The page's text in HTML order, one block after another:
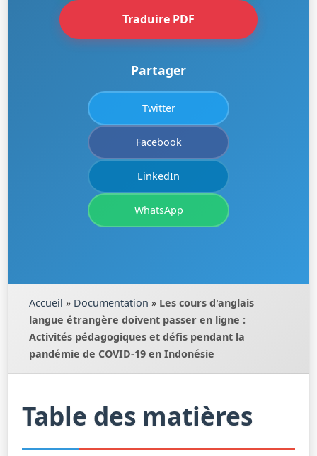
Traduire PDF
Partager
Twitter
Facebook
LinkedIn
WhatsApp
Accueil » Documentation » Les cours d'anglais
langue étrangère doivent passer en ligne :
Activités pédagogiques et défis pendant la
pandémie de COVID-19 en Indonésie
Table des matières